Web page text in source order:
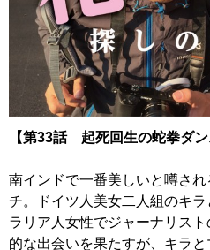
【第33話 起死回生の蛇拳ダン
南インドで一番美しいと噂さ
チ。ドイツ人美女二人組のキラ
ラリア人女性でジャーナリス
的な出会いを果たすが、キラ